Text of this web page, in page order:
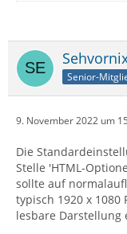
Senior-
9. November 2022 um
Die
Stelle 'HTML-
sollte auf
typisch 1920 x 1080
lesbare Darstellung